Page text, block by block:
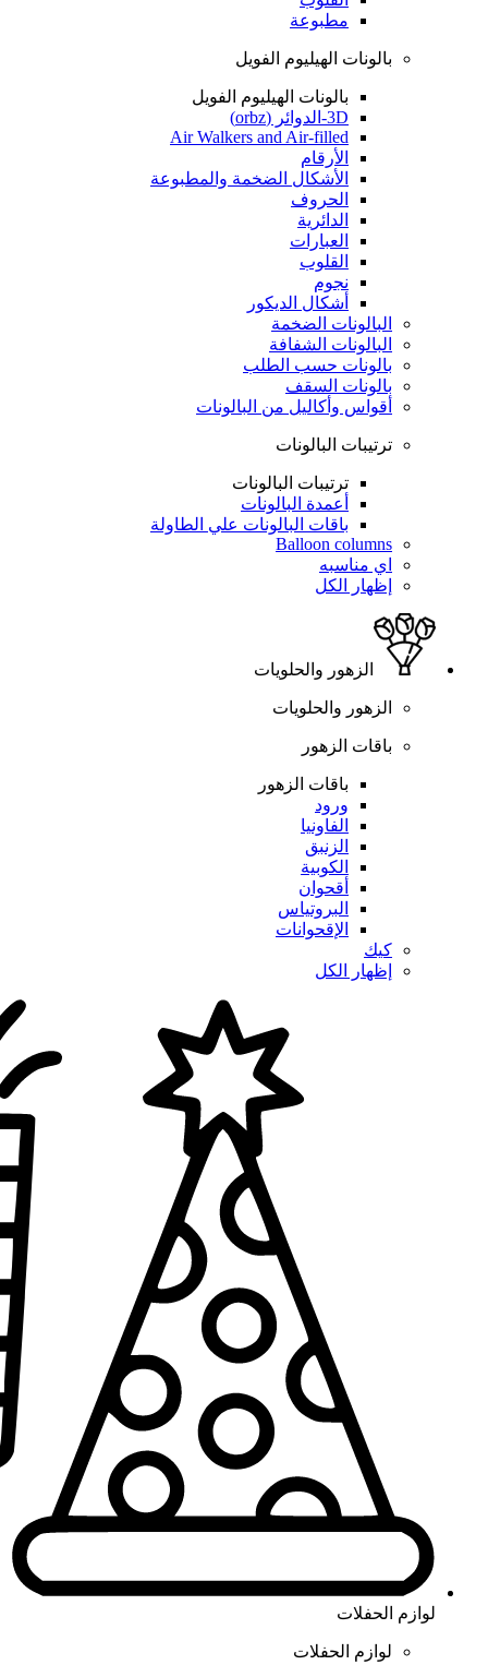
مطبوعة
بالونات الهيليوم الفويل
بالونات الهيليوم الفويل
3D-الدوائر (orbz)
Air Walkers and Air-filled
الأرقام
الأشكال الضخمة والمطبوعة
الحروف
الدائرية
العبارات
القلوب
نجوم
أشكال الديكور
البالونات الضخمة
البالونات الشفافة
بالونات حسب الطلب
بالونات السقف
أقواس وأكاليل من البالونات
ترتيبات البالونات
ترتيبات البالونات
أعمدة البالونات
باقات البالونات علي الطاولة
Balloon columns
اي مناسبه
إظهار الكل
الزهور والحلويات
الزهور والحلويات
باقات الزهور
باقات الزهور
ورود
الفاونيا
الزنبق
الكوبية
أقحوان
البروتياس
الإقحوانات
كيك
إظهار الكل
لوازم الحفلات
لوازم الحفلات